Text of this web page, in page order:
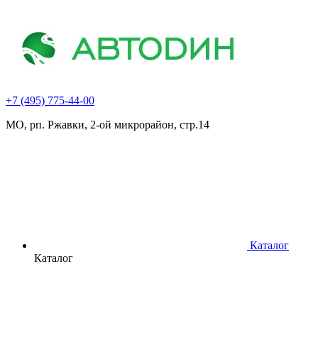
+7 (495) 775-44-00
МО, рп. Ржавки, 2-ой микрорайон, стр.14
Каталог
Каталог